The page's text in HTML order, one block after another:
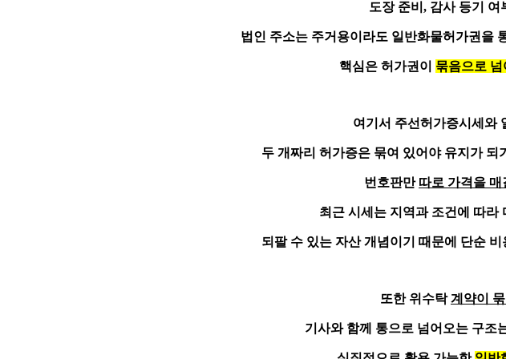
도장 준비, 감사 등기 여
법인 주소는 주거용이라도 일반화물허가권을
핵심은 허가권이 묶음으로
여기서 주선허가증시세와
두 개짜리 허가증은 묶여 있어야 유지가 되
번호판만 따로 가격을 매
최근 시세는 지역과 조건에 따라
되팔 수 있는 자산 개념이기 때문에 단순
또한 위수탁계약이
기사와 함께 통으로 넘어오는 구조